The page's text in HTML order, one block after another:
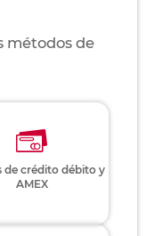
métodos de
de crédito débito y
AMEX